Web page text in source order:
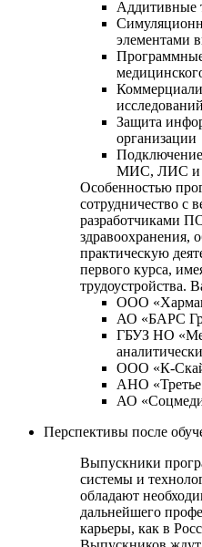
Аддитивные
элементами
Защита
организации
МИС, ЛИС и
Особенностью
сотрудничество с
разработчиками
здравоохранения,
практическую
первого курса,
трудоустройства.
ООО
АО «БАРС
ГБУЗ НО
ООО «К-Скай
АНО
АО
Перспективы после
Выпускники
системы и
обладают
дальнейшего
карьеры, как в